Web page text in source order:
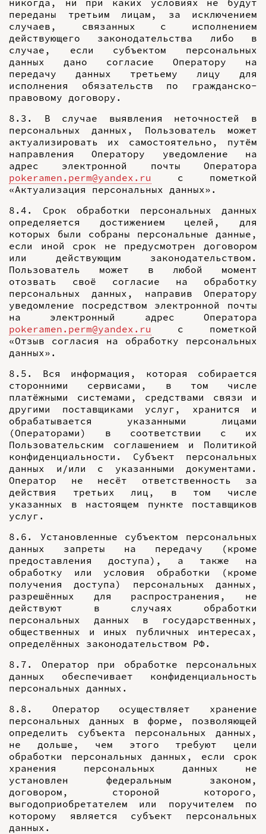
никогда, ни при каких условиях не будут
переданы третьим лицам, за исключением
случаев, связанных с исполнением
действующего законодательства либо в
случае, если субъектом персональных
данных дано согласие Оператору на
передачу данных третьему лицу для
исполнения обязательств по гражданско-
правовому договору.
8.3. В случае выявления неточностей в
персональных данных, Пользователь может
актуализировать их самостоятельно, путём
направления Оператору уведомление на
адрес электронной почты Оператора
pokeramen.perm@yandex.ru с пометкой
«Актуализация персональных данных».
8.4. Срок обработки персональных данных
определяется достижением целей, для
которых были собраны персональные данные,
если иной срок не предусмотрен договором
или действующим законодательством.
Пользователь может в любой момент
отозвать своё согласие на обработку
персональных данных, направив Оператору
уведомление посредством электронной почты
на электронный адрес Оператора
pokeramen.perm@yandex.ru с пометкой
«Отзыв согласия на обработку персональных
данных».
8.5. Вся информация, которая собирается
сторонними сервисами, в том числе
платёжными системами, средствами связи и
другими поставщиками услуг, хранится и
обрабатывается указанными лицами
(Операторами) в соответствии с их
Пользовательским соглашением и Политикой
конфиденциальности. Субъект персональных
данных и/или с указанными документами.
Оператор не несёт ответственность за
действия третьих лиц, в том числе
указанных в настоящем пункте поставщиков
услуг.
8.6. Установленные субъектом персональных
данных запреты на передачу (кроме
предоставления доступа), а также на
обработку или условия обработки (кроме
получения доступа) персональных данных,
разрешённых для распространения, не
действуют в случаях обработки
персональных данных в государственных,
общественных и иных публичных интересах,
определённых законодательством РФ.
8.7. Оператор при обработке персональных
данных обеспечивает конфиденциальность
персональных данных.
8.8. Оператор осуществляет хранение
персональных данных в форме, позволяющей
определить субъекта персональных данных,
не дольше, чем этого требуют цели
обработки персональных данных, если срок
хранения персональных данных не
установлен федеральным законом,
договором, стороной которого,
выгодоприобретателем или поручителем по
которому является субъект персональных
данных.